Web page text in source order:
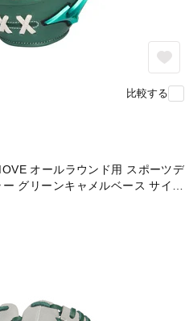
比較する
オールラウンド用 スポーツデ
グリーンキャメルベース サイズ